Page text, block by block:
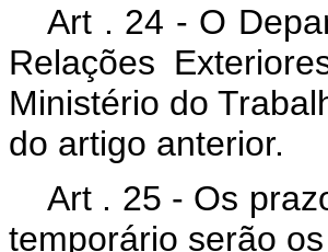
Art . 24 - O
Relações
Ministério do
do artigo anterior.
Art . 25 - Os
temporário serão